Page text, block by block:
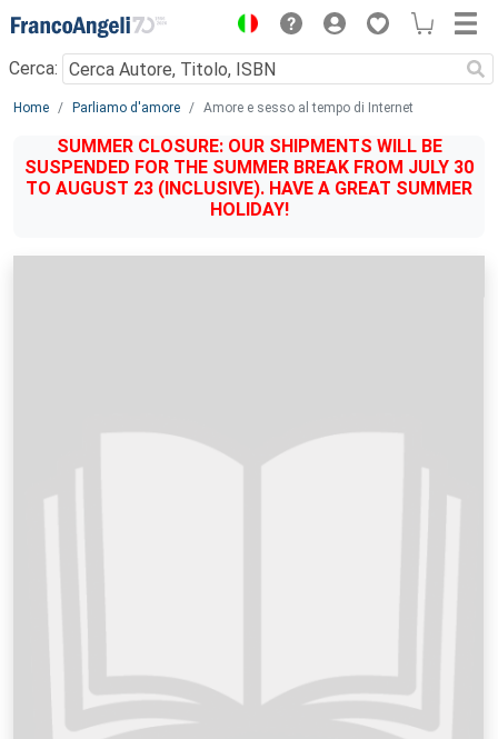
Menu
Cerca:
Main content
Home Parliamo d'amore Amore e sesso al tempo di Internet
SUMMER CLOSURE: OUR SHIPMENTS WILL BE
SUSPENDED FOR THE SUMMER BREAK FROM JULY 30
TO AUGUST 23 (INCLUSIVE). HAVE A GREAT SUMMER
HOLIDAY!